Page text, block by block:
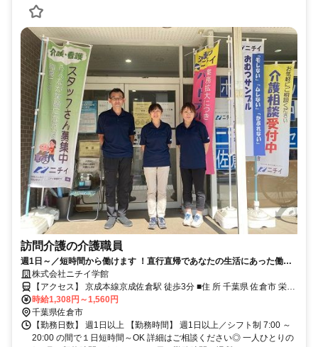
訪問介護の介護職員
週1日～／短時間から働けます ！直行直帰であなたの生活にあった働き
方が魅力です。未経験の方も大歓迎！先輩社員が丁寧にサポートします
ので安心して働けます。 ご利用者様の在宅の生活 を支える訪問介護員
（ホームヘルパー）のお仕事です。
株式会社ニチイ学館
【アクセス】 京成本線京成佐倉駅 徒歩3分 ■住 所 千葉県 佐倉市 栄町
7-16月岡店舗2号室 ■アクセス 京成本線京成佐倉駅 徒歩3分
時給1,308円～1,560円
千葉県佐倉市
【勤務日数】 週1日以上 【勤務時間】 週1日以上／シフト制 7:00 ～
20:00 の間で１日短時間～OK 詳細はご相談ください◎ 一人ひとりの